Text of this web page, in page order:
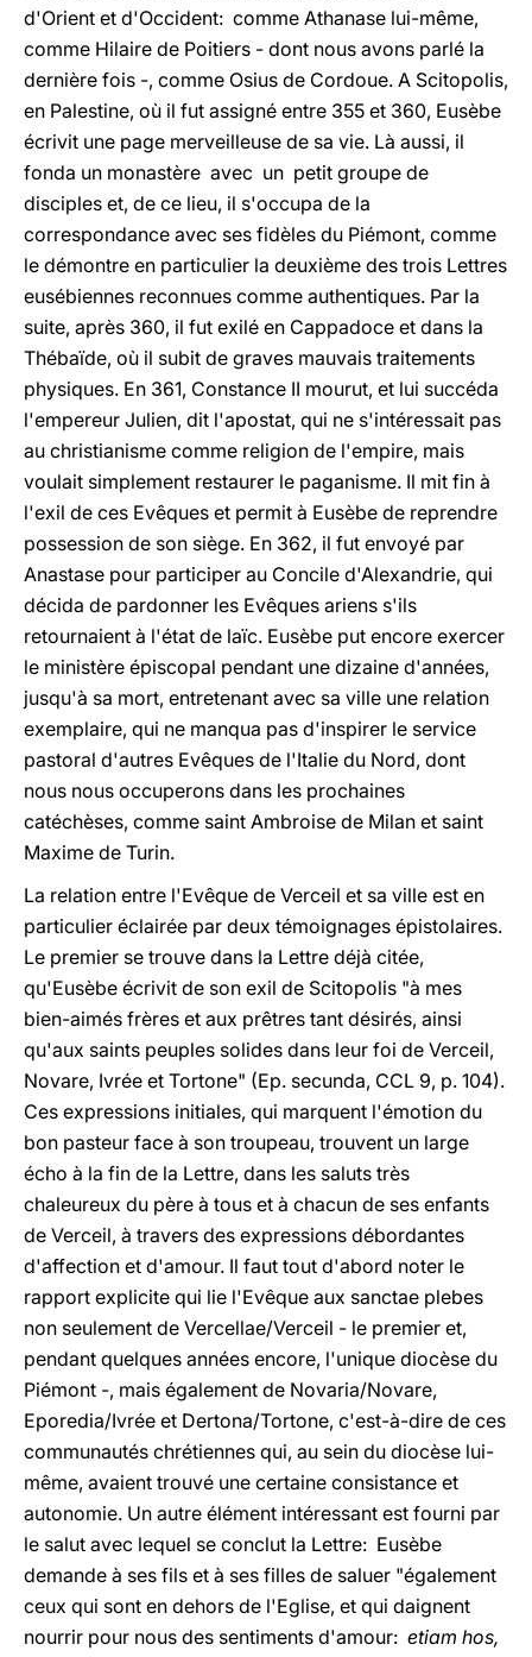
d'Orient et d'Occident: comme Athanase lui-même,
comme Hilaire de Poitiers - dont nous avons parlé la
dernière fois -, comme Osius de Cordoue. A Scitopolis,
en Palestine, où il fut assigné entre 355 et 360, Eusèbe
écrivit une page merveilleuse de sa vie. Là aussi, il
fonda un monastère avec un petit groupe de
disciples et, de ce lieu, il s'occupa de la
correspondance avec ses fidèles du Piémont, comme
le démontre en particulier la deuxième des trois Lettres
eusébiennes reconnues comme authentiques. Par la
suite, après 360, il fut exilé en Cappadoce et dans la
Thébaïde, où il subit de graves mauvais traitements
physiques. En 361, Constance II mourut, et lui succéda
l'empereur Julien, dit l'apostat, qui ne s'intéressait pas
au christianisme comme religion de l'empire, mais
voulait simplement restaurer le paganisme. Il mit fin à
l'exil de ces Evêques et permit à Eusèbe de reprendre
possession de son siège. En 362, il fut envoyé par
Anastase pour participer au Concile d'Alexandrie, qui
décida de pardonner les Evêques ariens s'ils
retournaient à l'état de laïc. Eusèbe put encore exercer
le ministère épiscopal pendant une dizaine d'années,
jusqu'à sa mort, entretenant avec sa ville une relation
exemplaire, qui ne manqua pas d'inspirer le service
pastoral d'autres Evêques de l'Italie du Nord, dont
nous nous occuperons dans les prochaines
catéchèses, comme saint Ambroise de Milan et saint
Maxime de Turin.
La relation entre l'Evêque de Verceil et sa ville est en
particulier éclairée par deux témoignages épistolaires.
Le premier se trouve dans la Lettre déjà citée,
qu'Eusèbe écrivit de son exil de Scitopolis "à mes
bien-aimés frères et aux prêtres tant désirés, ainsi
qu'aux saints peuples solides dans leur foi de Verceil,
Novare, Ivrée et Tortone" (Ep. secunda, CCL 9, p. 104).
Ces expressions initiales, qui marquent l'émotion du
bon pasteur face à son troupeau, trouvent un large
écho à la fin de la Lettre, dans les saluts très
chaleureux du père à tous et à chacun de ses enfants
de Verceil, à travers des expressions débordantes
d'affection et d'amour. Il faut tout d'abord noter le
rapport explicite qui lie l'Evêque aux sanctae plebes
non seulement de Vercellae/Verceil - le premier et,
pendant quelques années encore, l'unique diocèse du
Piémont -, mais également de Novaria/Novare,
Eporedia/Ivrée et Dertona/Tortone, c'est-à-dire de ces
communautés chrétiennes qui, au sein du diocèse lui-
même, avaient trouvé une certaine consistance et
autonomie. Un autre élément intéressant est fourni par
le salut avec lequel se conclut la Lettre: Eusèbe
demande à ses fils et à ses filles de saluer "également
ceux qui sont en dehors de l'Eglise, et qui daignent
nourrir pour nous des sentiments d'amour: etiam hos,